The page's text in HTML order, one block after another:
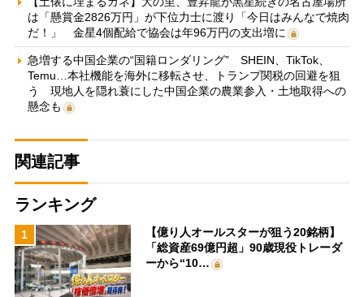
は「懸賞金2826万円」が下位力士に渡り「今日はみんなで焼肉
だ！」 金星4個配給で協会は年96万円の支出増に
急増する中国企業の“国籍ロンダリング” SHEIN、TikTok、
Temu…本社機能を海外に移転させ、トランプ関税の回避を狙
う 現地人を隠れ蓑にした中国企業の農業参入・土地取得への
懸念も
関連記事
ランキング
1
【億り人オールスターが狙う20銘柄】
「総資産69億円超」90歳現役トレーダ
ーから“10…